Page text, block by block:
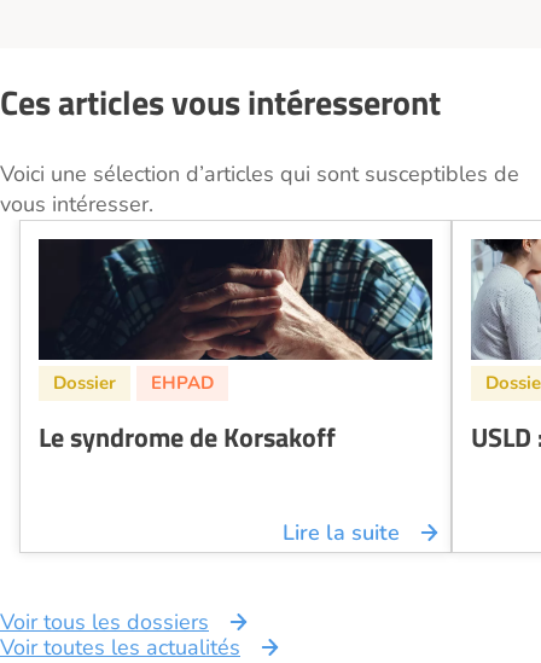
Ces articles vous intéresseront
Voici une sélection d’articles qui sont susceptibles de
vous intéresser.
Le syndrome de Korsakoff
Lire la suite
Voir tous les dossiers
Voir toutes les actualités